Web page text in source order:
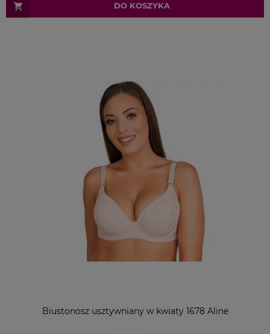
DO KOSZYKA
Biustonosz usztywniany w kwiaty 1678 Aline